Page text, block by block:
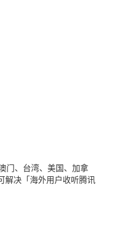
门、台湾、美国、加拿
解决「海外用户收听腾讯